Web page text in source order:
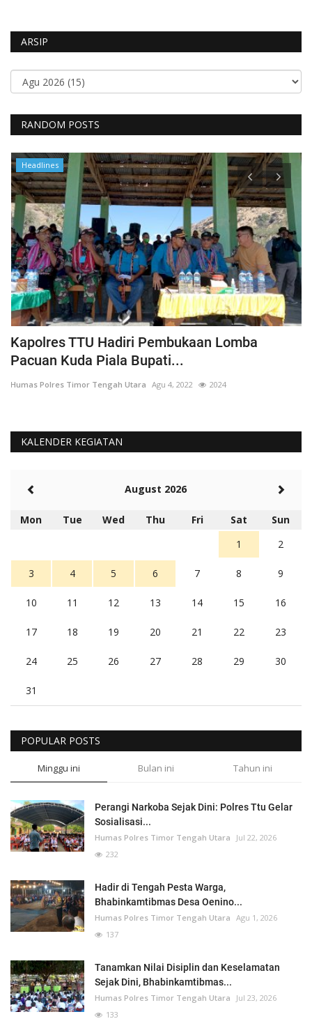
ARSIP
RANDOM POSTS
Headlines
Kapolres TTU Hadiri Pembukaan Lomba
Pacuan Kuda Piala Bupati...
Humas Polres Timor Tengah Utara Agu 4, 2022 2024
KALENDER KEGIATAN
August 2026
Mon Tue Wed Thu Fri Sat
Sun
1
2
3 4 5 6 7 8 9
10 11 12 13 14 15 16
17 18 19 20 21 22 23
24 25 26 27 28 29 30
31
POPULAR POSTS
Minggu ini Bulan ini Tahun ini
Perangi Narkoba Sejak Dini: Polres Ttu Gelar
Sosialisasi...
Humas Polres Timor Tengah Utara
Jul 22, 2026
232
Hadir di Tengah Pesta Warga,
Bhabinkamtibmas Desa Oenino...
Humas Polres Timor Tengah Utara Agu 1, 2026
137
Tanamkan Nilai Disiplin dan Keselamatan
Sejak Dini, Bhabinkamtibmas...
Humas Polres Timor Tengah Utara
Jul 23, 2026
133